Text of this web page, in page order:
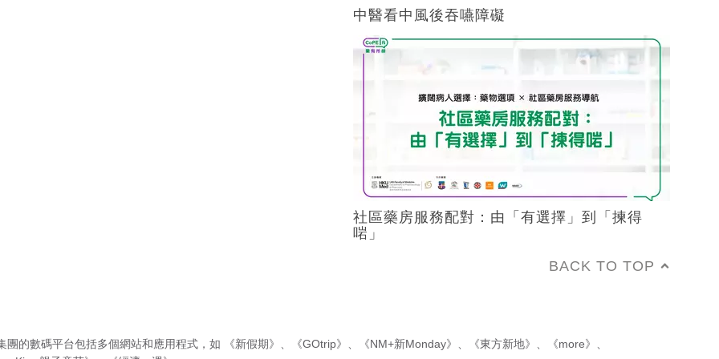
中醫看中風後吞嚥障礙
社區藥房服務配對：由「有選擇」到「揀得
啱」
BACK TO TOP
團的數碼平台包括多個網站和應用程式，如 《新假期》 、 《GOtrip》 、 《NM+新Monday》 、 《東方新地》 、 《more》 、